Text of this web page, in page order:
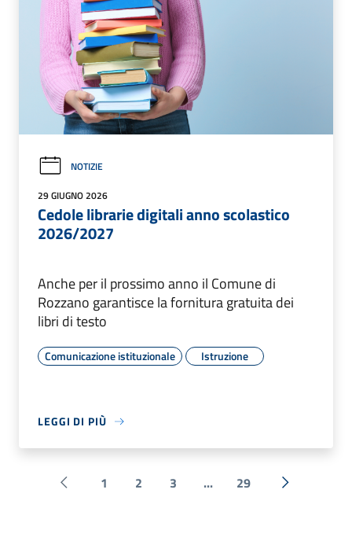
NOTIZIE
29 GIUGNO 2026
Cedole librarie digitali anno scolastico
2026/2027
Anche per il prossimo anno il Comune di
Rozzano garantisce la fornitura gratuita dei
libri di testo
Comunicazione istituzionale Istruzione
LEGGI DI PIÙ
Pagina precedente
1 2 3 ... 29 Successiva